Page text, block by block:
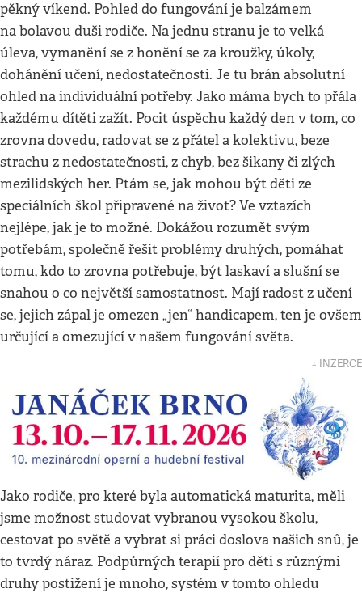
pěkný víkend. Pohled do fungování je balzámem
na bolavou duši rodiče. Na jednu stranu je to velká
úleva, vymanění se z honění se za kroužky, úkoly,
dohánění učení, nedostatečnosti. Je tu brán absolutní
ohled na individuální potřeby. Jako máma bych to přála
každému dítěti zažít. Pocit úspěchu každý den v tom, co
zrovna dovedu, radovat se z přátel a kolektivu, beze
strachu z nedostatečnosti, z chyb, bez šikany či zlých
mezilidských her. Ptám se, jak mohou být děti ze
speciálních škol připravené na život? Ve vztazích
nejlépe, jak je to možné. Dokážou rozumět svým
potřebám, společně řešit problémy druhých, pomáhat
tomu, kdo to zrovna potřebuje, být laskaví a slušní se
snahou o co největší samostatnost. Mají radost z učení
se, jejich zápal je omezen „jen“ handicapem, ten je ovšem
určující a omezující v našem fungování světa.
↓ INZERCE
Jako rodiče, pro které byla automatická maturita, měli
jsme možnost studovat vybranou vysokou školu,
cestovat po světě a vybrat si práci doslova našich snů, je
to tvrdý náraz. Podpůrných terapií pro děti s různými
druhy postižení je mnoho, systém v tomto ohledu